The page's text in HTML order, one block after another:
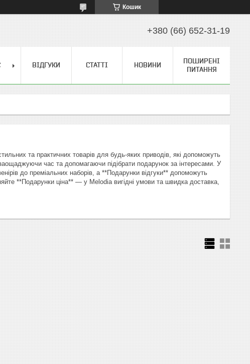
Кошик
+380 (66) 652-31-19
ВІДГУКИ СТАТТІ НОВИНИ
ПОШИРЕНІ
ПИТАННЯ
та практичних товарів для будь-яких приводів, які допоможуть
час та допомагаючи підібрати подарунок за інтересами. У
до преміальних наборів, а **Подарунки відгуки** допоможуть
**Подарунки ціна** — у Melodia вигідні умови та швидка доставка,